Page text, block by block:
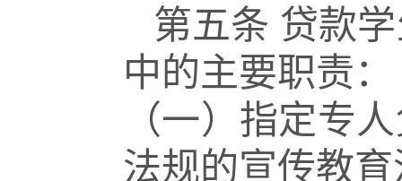
第五条 贷款
中的主要职责：
（一）指定专
法规的宣传教